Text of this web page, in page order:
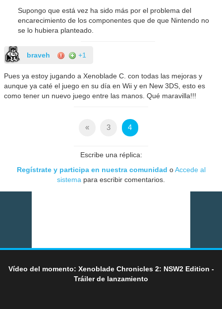
Supongo que está vez ha sido más por el problema del
encarecimiento de los componentes que de que Nintendo no
se lo hubiera planteado.
braveh +1
Pues ya estoy jugando a Xenoblade C. con todas las mejoras y
aunque ya caté el juego en su día en Wii y en New 3DS, esto es
como tener un nuevo juego entre las manos. Qué maravilla!!!
« 3 4
Escribe una réplica:
Regístrate y participa en nuestra comunidad oAccede al
sistema para escribir comentarios.
Vídeo del momento: Xenoblade Chronicles 2: NSW2 Edition -
Tráiler de lanzamiento